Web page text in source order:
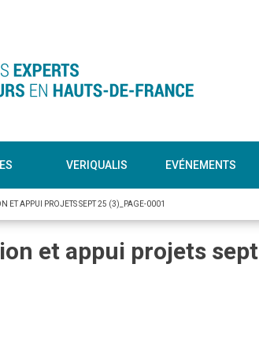
VERIQUALIS EVÉNEMENTS
ET APPUI PROJETS SEPT 25 (3)_PAGE-0001
et appui projets sept